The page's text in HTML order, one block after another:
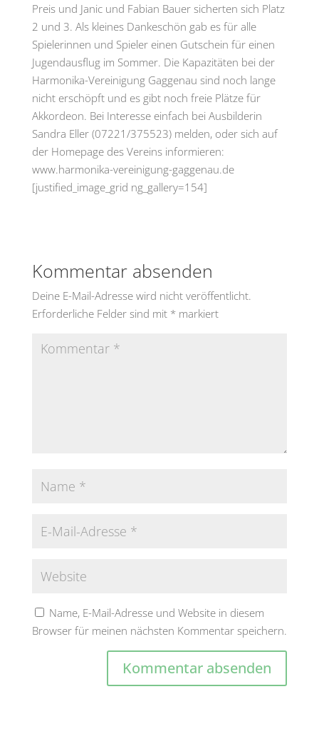
Preis und Janic und Fabian Bauer sicherten sich Platz
2 und 3. Als kleines Dankeschön gab es für alle
Spielerinnen und Spieler einen Gutschein für einen
Jugendausflug im Sommer. Die Kapazitäten bei der
Harmonika-Vereinigung Gaggenau sind noch lange
nicht erschöpft und es gibt noch freie Plätze für
Akkordeon. Bei Interesse einfach bei Ausbilderin
Sandra Eller (07221/375523) melden, oder sich auf
der Homepage des Vereins informieren:
www.harmonika-vereinigung-gaggenau.de
[justified_image_grid ng_gallery=154]
Kommentar absenden
Deine E-Mail-Adresse wird nicht veröffentlicht.
Erforderliche Felder sind mit *markiert
Name, E-Mail-Adresse und Website in diesem
Browser für meinen nächsten Kommentar speichern.